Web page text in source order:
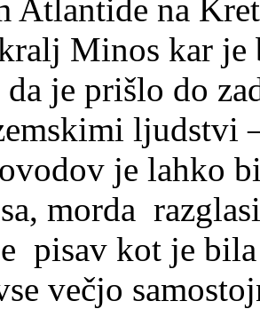
Atlantide na
Minos kar je
je prišlo do
ljudstvi
je lahko
morda
pisav kot je
večjo